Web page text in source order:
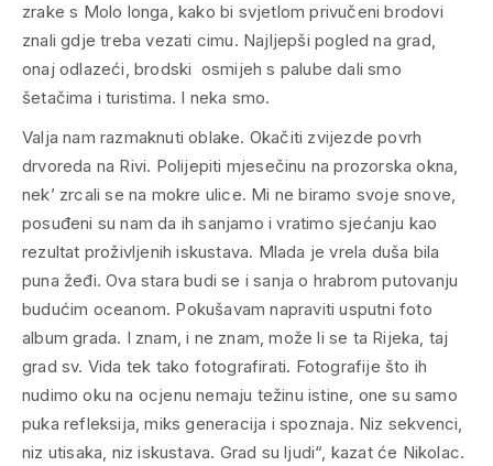
zrake s Molo longa, kako bi svjetlom privučeni brodovi
znali gdje treba vezati cimu. Najljepši pogled na grad,
onaj odlazeći, brodski osmijeh s palube dali smo
šetačima i turistima. I neka smo.
Valja nam razmaknuti oblake. Okačiti zvijezde povrh
drvoreda na Rivi. Polijepiti mjesečinu na prozorska okna,
nek’ zrcali se na mokre ulice. Mi ne biramo svoje snove,
posuđeni su nam da ih sanjamo i vratimo sjećanju kao
rezultat proživljenih iskustava. Mlada je vrela duša bila
puna žeđi. Ova stara budi se i sanja o hrabrom putovanju
budućim oceanom. Pokušavam napraviti usputni foto
album grada. I znam, i ne znam, može li se ta Rijeka, taj
grad sv. Vida tek tako fotografirati. Fotografije što ih
nudimo oku na ocjenu nemaju težinu istine, one su samo
puka refleksija, miks generacija i spoznaja. Niz sekvenci,
niz utisaka, niz iskustava. Grad su ljudi“, kazat će Nikolac.